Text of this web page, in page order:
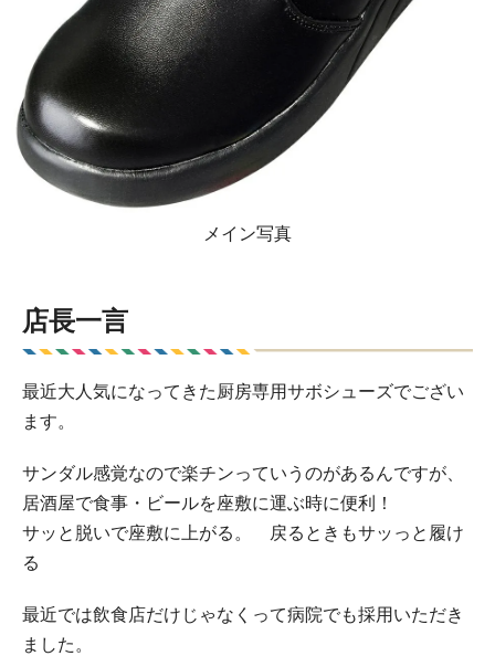
メイン写真
店長一言
最近大人気になってきた厨房専用サボシューズでござい
ます。
サンダル感覚なので楽チンっていうのがあるんですが、
居酒屋で食事・ビールを座敷に運ぶ時に便利！
サッと脱いで座敷に上がる。 戻るときもサッっと履け
る
最近では飲食店だけじゃなくって病院でも採用いただき
ました。